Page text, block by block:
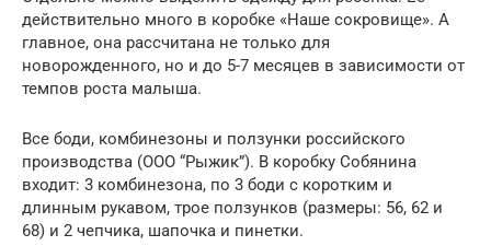
действительно много в коробке «Наше сокровище». А
главное, она рассчитана не только для
новорожденного, но и до 5-7 месяцев в зависимости от
темпов роста малыша.
Все боди, комбинезоны и ползунки российского
производства (ООО “Рыжик”). В коробку Собянина
входит: 3 комбинезона, по 3 боди с коротким и
длинным рукавом, трое ползунков (размеры: 56, 62 и
68) и 2 чепчика, шапочка и пинетки.